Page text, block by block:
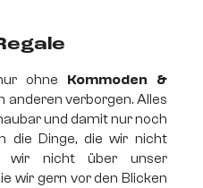
ohne Kommoden &
anderen verborgen. Alles
und damit nur noch
die Dinge, die wir nicht
wir nicht über unser
wir gern vor den Blicken